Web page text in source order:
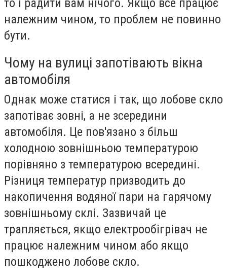
належним чином, то проблем не повинно
бути.
Чому на вулиці запотівають вікна
автомобіля
Однак може статися і так, що лобове скло
запотіває зовні, а не зсередини
автомобіля. Це пов'язано з більш
холодною зовнішньою температурою
порівняно з температурою всередині.
Різниця температур призводить до
накопичення водяної пари на гарячому
зовнішньому склі. Зазвичай це
трапляється, якщо електрообігрівач не
працює належним чином або якщо
пошкоджено лобове скло.